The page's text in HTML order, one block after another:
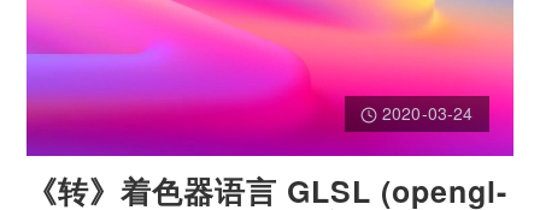
2020-03-24
《转》着色器语言 GLSL (opengl-